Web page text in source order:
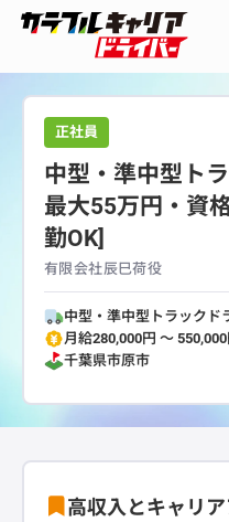
正社員
中型・準中型ト
最大55万円・資
勤OK]
有限会社辰巳荷役
中型・準中型トラックド
月給280,000円 〜 550,000
千葉県市原市
高収入とキャリ